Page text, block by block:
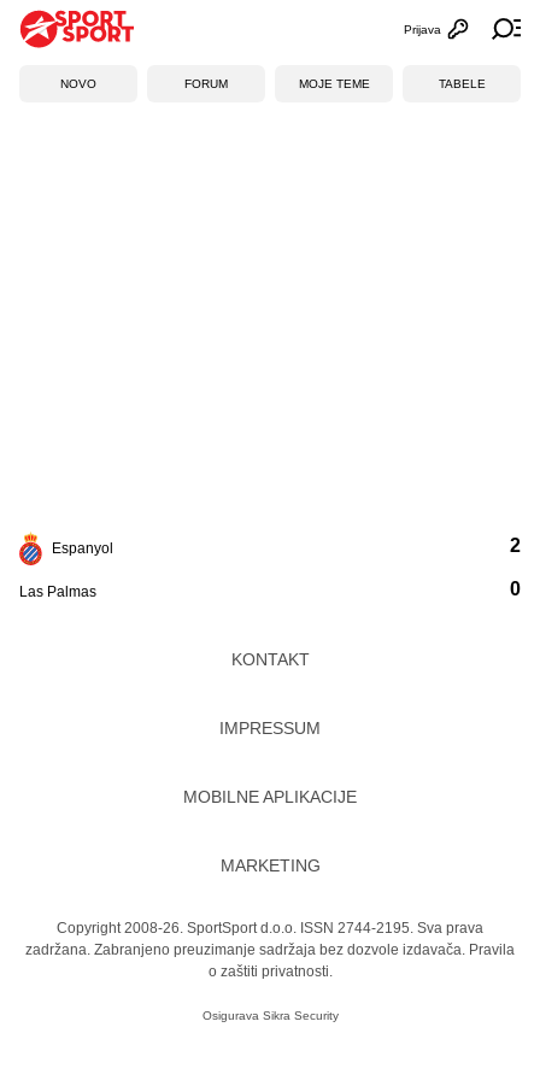
Otvori
Prijava
NOVO FORUM MOJE TEME TABELE
Espanyol
Las Palmas
2
0
KONTAKT
IMPRESSUM
MOBILNE APLIKACIJE
MARKETING
Copyright 2008-26. SportSport d.o.o. ISSN 2744-2195. Sva prava
zadržana. Zabranjeno preuzimanje sadržaja bez dozvole izdavača. Pravila
o zaštiti privatnosti.
Osigurava Sikra Security